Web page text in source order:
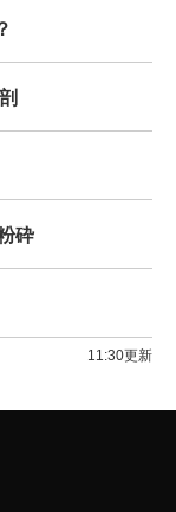
砕
11:30更新